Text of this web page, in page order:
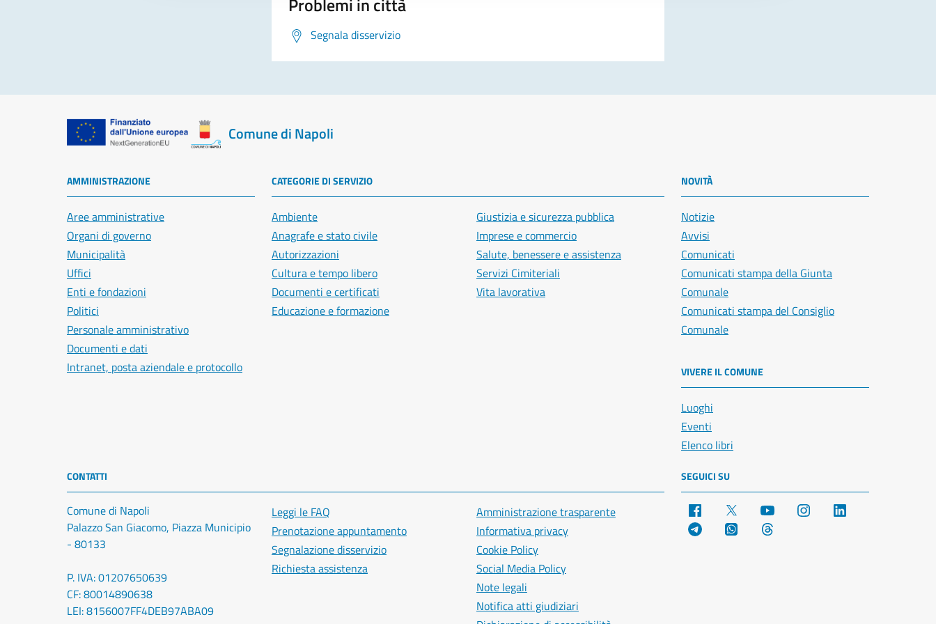
Segnala disservizio
Comune di Napoli
AMMINISTRAZIONE
Aree amministrative
Organi di governo
Municipalità
Uffici
Enti e fondazioni
Politici
Personale amministrativo
Documenti e dati
Intranet, posta aziendale e protocollo
CATEGORIE DI SERVIZIO
Ambiente
Anagrafe e stato civile
Autorizzazioni
Cultura e tempo libero
Documenti e certificati
Educazione e formazione
Giustizia e sicurezza pubblica
Imprese e commercio
Salute, benessere e assistenza
Servizi Cimiteriali
Vita lavorativa
NOVITÀ
Notizie
Avvisi
Comunicati
Comunicati stampa della Giunta
Comunale
Comunicati stampa del Consiglio
Comunale
VIVERE IL COMUNE
Luoghi
Eventi
Elenco libri
CONTATTI
Comune di Napoli
Palazzo San Giacomo, Piazza Municipio
- 80133
P. IVA: 01207650639
CF: 80014890638
LEI: 8156007FF4DEB97ABA09
Leggi le FAQ
Prenotazione appuntamento
Segnalazione disservizio
Richiesta assistenza
Amministrazione trasparente
Informativa privacy
Cookie Policy
Social Media Policy
Note legali
Notifica atti giudiziari
SEGUICI SU
Facebook YouTube Instagram
Telegram WhatsApp